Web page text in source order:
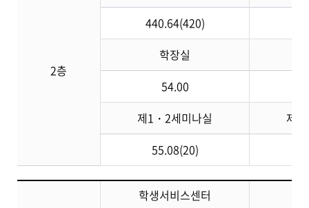
2층
440.64(420)
학장실
54.00
제1・2세미나실
제3
55.08(20)
학생서비스센터